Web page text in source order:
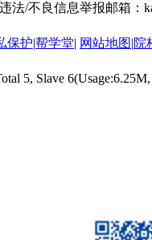
违法/不良信息举报邮箱：
保护|帮学堂| 网站地图|院
5, Slave